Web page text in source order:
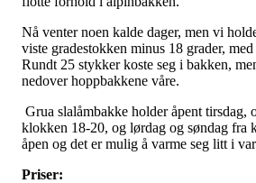
Nå venter noen kalde dager, men vi
viste gradestokken minus 18 grader,
Rundt 25 stykker koste seg i bakken,
nedover hoppbakkene våre.
Grua slalåmbakke holder åpent tirsdag,
klokken 18-20, og lørdag og søndag fra
åpen og det er mulig å varme seg litt i
Priser: